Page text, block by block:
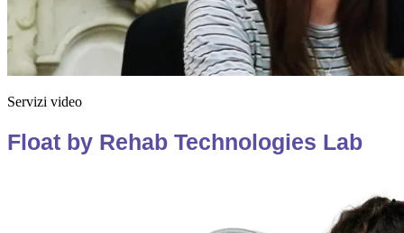
Servizi video
Float by Rehab Technologies Lab